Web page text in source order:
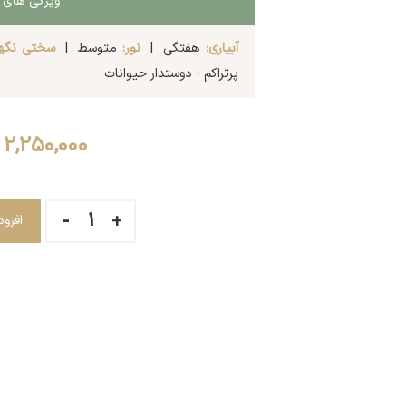
آبیاری: هفتگی |نور: متوسط |سختی
پرتراکم - دوستدار حیوانات
2,250,000